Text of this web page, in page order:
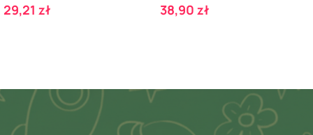
Cena
29,21 zł Cena
38,90 zł